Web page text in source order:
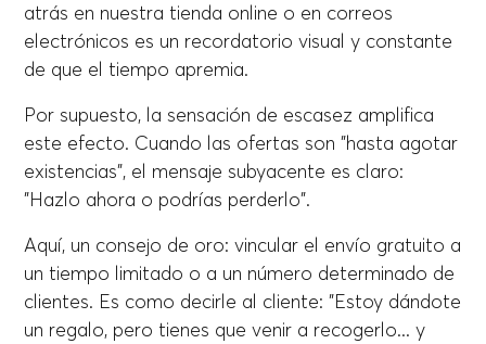
atrás en nuestra tienda online o en correos
electrónicos es un recordatorio visual y constante
de que el tiempo apremia.
Por supuesto, la sensación de escasez amplifica
este efecto. Cuando las ofertas son "hasta agotar
existencias", el mensaje subyacente es claro:
"Hazlo ahora o podrías perderlo".
Aquí, un consejo de oro: vincular el envío gratuito a
un tiempo limitado o a un número determinado de
clientes. Es como decirle al cliente: "Estoy dándote
un regalo, pero tienes que venir a recogerlo... y